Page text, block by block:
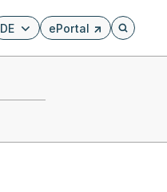
DE ePortal
Externer Link, wird in
Öffnet